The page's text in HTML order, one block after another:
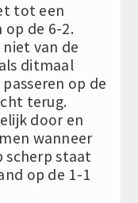
tot een
op de 6-2.
van de
ditmaal
op de
terug.
door en
wanneer
scherp staat
op de 1-1